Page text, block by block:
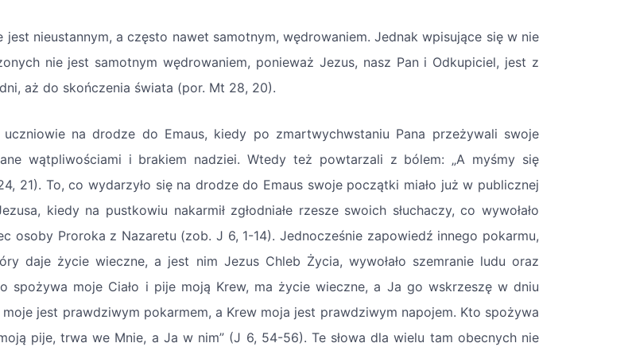
jest nieustannym, a często nawet samotnym, wędrowaniem. Jednak wpisujące się w nie
nie jest samotnym wędrowaniem, ponieważ Jezus, nasz Pan i Odkupiciel, jest z
aż do skończenia świata (por. Mt 28, 20).
na drodze do Emaus, kiedy po zmartwychwstaniu Pana przeżywali swoje
wątpliwościami i brakiem nadziei. Wtedy też powtarzali z bólem: „A myśmy się
21). To, co wydarzyło się na drodze do Emaus swoje początki miało już w publicznej
kiedy na pustkowiu nakarmił zgłodniałe rzesze swoich słuchaczy, co wywołało
osoby Proroka z Nazaretu (zob. J 6, 1-14). Jednocześnie zapowiedź innego pokarmu,
daje życie wieczne, a jest nim Jezus Chleb Życia, wywołało szemranie ludu oraz
spożywa moje Ciało i pije moją Krew, ma życie wieczne, a Ja go wskrzeszę w dniu
moje jest prawdziwym pokarmem, a Krew moja jest prawdziwym napojem. Kto spożywa
pije, trwa we Mnie, a Ja w nim” (J 6, 54-56). Te słowa dla wielu tam obecnych nie